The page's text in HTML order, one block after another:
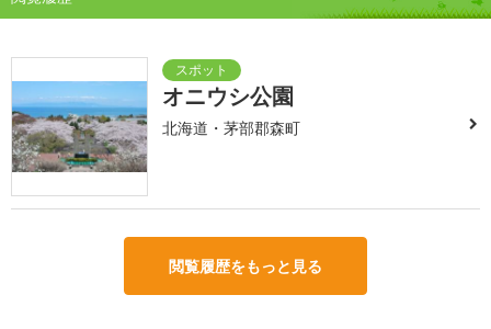
オニウシ公園
北海道・茅部郡森町
閲覧履歴をもっと見る